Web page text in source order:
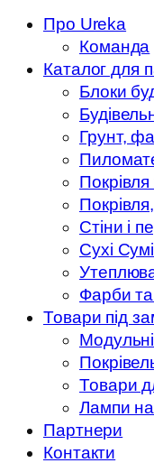
Про Ureka
Команда
Каталог для
Блоки
Грунт,
Покрівля
Стіни і
Сухі
Фарби
Товари під
Товари
Лампи на
Партнери
Контакти